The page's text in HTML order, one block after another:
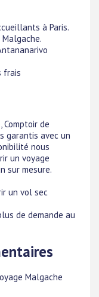
à Paris.
frais
Comptoir de
garantis avec un
nous
un voyage
sur mesure.
un vol sec
de demande au
Malgache